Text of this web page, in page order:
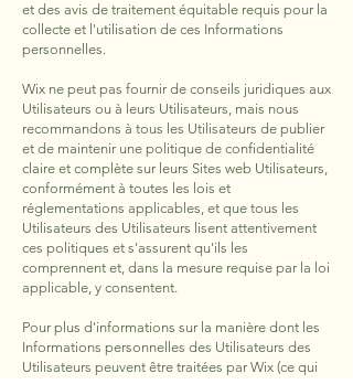
et des avis de traitement équitable requis pour la
collecte et l'utilisation de ces Informations
personnelles.
Wix ne peut pas fournir de conseils juridiques aux
Utilisateurs ou à leurs Utilisateurs, mais nous
recommandons à tous les Utilisateurs de publier
et de maintenir une politique de confidentialité
claire et complète sur leurs Sites web Utilisateurs,
conformément à toutes les lois et
réglementations applicables, et que tous les
Utilisateurs des Utilisateurs lisent attentivement
ces politiques et s'assurent qu'ils les
comprennent et, dans la mesure requise par la loi
applicable, y consentent.
Pour plus d'informations sur la manière dont les
Informations personnelles des Utilisateurs des
Utilisateurs peuvent être traitées par Wix (ce qui